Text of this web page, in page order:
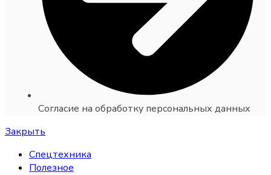
Согласие на обработку персональных данных
Закрыть
Спецтехника
Полезное